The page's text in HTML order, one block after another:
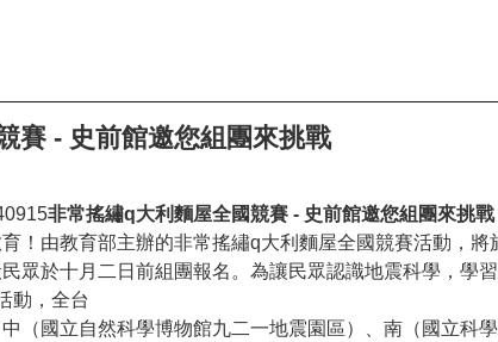
賽 - 史前館邀您組團來挑戰
非常搖繡q大利麵屋全國競賽 - 史前館邀您組團來挑戰
！由教育部主辦的非常搖繡q大利麵屋全國競賽活動，
眾於十月二日前組團報名。為讓民眾認識地震科學，學
動，全台
（國立自然科學博物館九二一地震園區）、南（國立科